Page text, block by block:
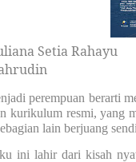
Setia Rahayu
perempuan berarti
kurikulum resmi, yang
lain berjuang
ini lahir dari kisah